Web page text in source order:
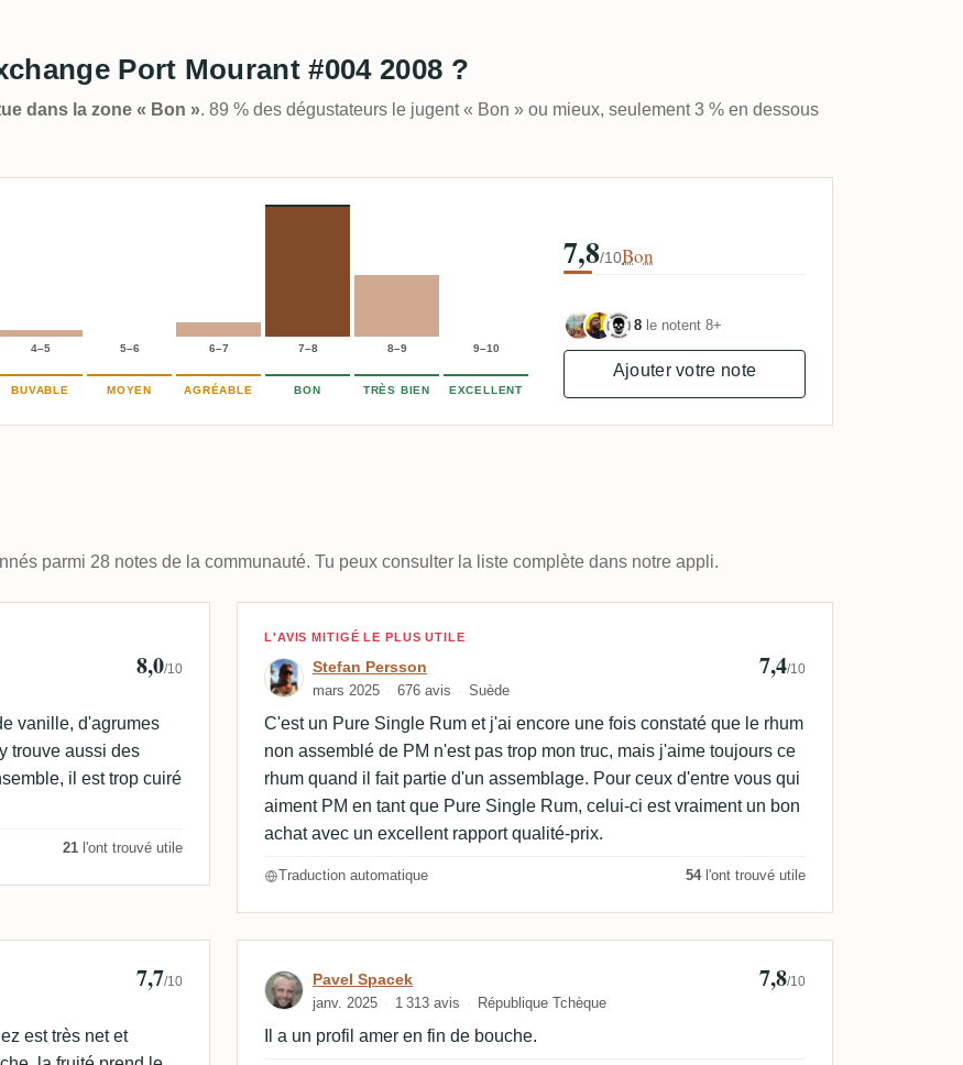
Port Mourant #004 2008 ?
dans la zone « Bon ». 89 % des dégustateurs le jugent « Bon » ou mieux, seulement 3 % en dessous
4–5 5–6 6–7 7–8 8–9 9–10
BUVABLE MOYEN AGRÉABLE BON TRÈS BIEN EXCELLENT
7,8/10Bon
8 le notent 8+
Ajouter votre note
parmi 28 notes de la communauté. Tu peux consulter la liste complète dans notre appli.
8,0/10
vanille, d'agrumes
trouve aussi des
il est trop cuiré
21 l'ont trouvé utile
Avis de Stefan Persson
L'AVIS MITIGÉ LE PLUS UTILE
Stefan Persson
mars 2025 676 avis Suède
7,4/10
C'est un Pure Single Rum et j'ai encore une fois constaté que le rhum
non assemblé de PM n'est pas trop mon truc, mais j'aime toujours ce
rhum quand il fait partie d'un assemblage. Pour ceux d'entre vous qui
aiment PM en tant que Pure Single Rum, celui-ci est vraiment un bon
achat avec un excellent rapport qualité-prix.
Traduction automatique 54l'ont trouvé utile
7,7/10
est très net et
Avis de Pavel Spacek
Pavel Spacek
janv. 2025 1 313 avis République Tchèque
7,8/10
Il a un profil amer en fin de bouche.